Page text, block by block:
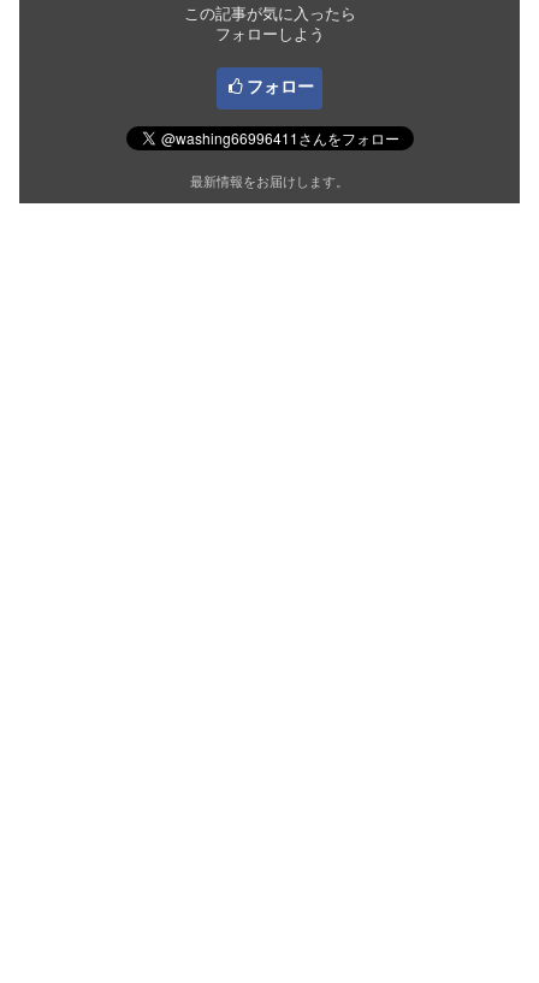
この記事が気に入ったら
フォローしよう
フォロー
最新情報をお届けします。